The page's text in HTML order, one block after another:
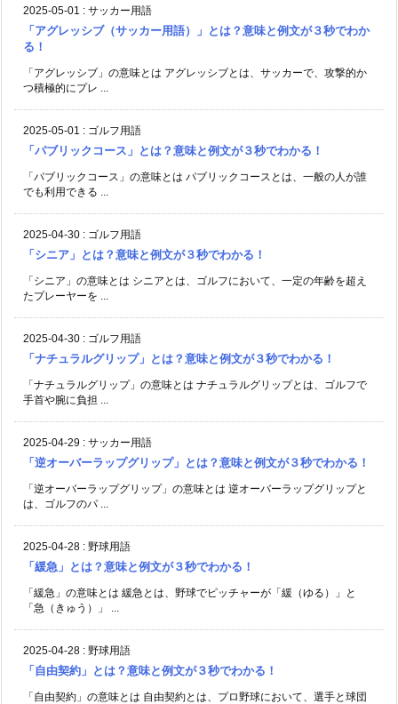
2025-05-01 : サッカー用語
「アグレッシブ（サッカー用語）」とは？意味と例文が３秒でわか
る！
「アグレッシブ」の意味とは アグレッシブとは、サッカーで、攻撃的か
つ積極的にプレ ...
2025-05-01 : ゴルフ用語
「パブリックコース」とは？意味と例文が３秒でわかる！
「パブリックコース」の意味とは パブリックコースとは、一般の人が誰
でも利用できる ...
2025-04-30 : ゴルフ用語
「シニア」とは？意味と例文が３秒でわかる！
「シニア」の意味とは シニアとは、ゴルフにおいて、一定の年齢を超え
たプレーヤーを ...
2025-04-30 : ゴルフ用語
「ナチュラルグリップ」とは？意味と例文が３秒でわかる！
「ナチュラルグリップ」の意味とは ナチュラルグリップとは、ゴルフで
手首や腕に負担 ...
2025-04-29 : サッカー用語
「逆オーバーラップグリップ」とは？意味と例文が３秒でわかる！
「逆オーバーラップグリップ」の意味とは 逆オーバーラップグリップと
は、ゴルフのパ ...
2025-04-28 : 野球用語
「緩急」とは？意味と例文が３秒でわかる！
「緩急」の意味とは 緩急とは、野球でピッチャーが「緩（ゆる）」と
「急（きゅう）」 ...
2025-04-28 : 野球用語
「自由契約」とは？意味と例文が３秒でわかる！
「自由契約」の意味とは 自由契約とは、プロ野球において、選手と球団